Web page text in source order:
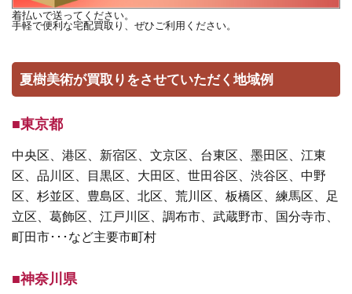
着払いで送ってください。
手軽で便利な宅配買取り、ぜひご利用ください。
夏樹美術が買取りをさせていただく地域例
■東京都
中央区、港区、新宿区、文京区、台東区、墨田区、江東
区、品川区、目黒区、大田区、世田谷区、渋谷区、中野
区、杉並区、豊島区、北区、荒川区、板橋区、練馬区、足
立区、葛飾区、江戸川区、調布市、武蔵野市、国分寺市、
町田市･･･など主要市町村
■神奈川県